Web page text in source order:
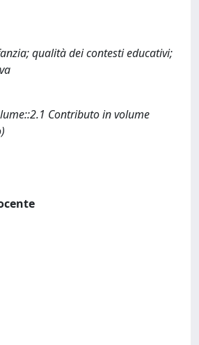
qualità dei contesti educativi;
Contributo in volume